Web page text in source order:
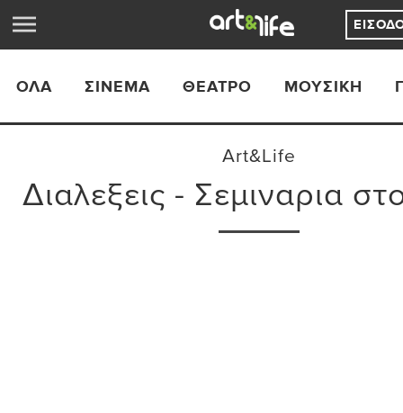
ΟΛΑ ΣΙΝΕΜΆ ΘΈΑΤΡΟ ΜΟΥΣΙΚΉ
Art&Life
Διαλεξεις - Σεμιναρια